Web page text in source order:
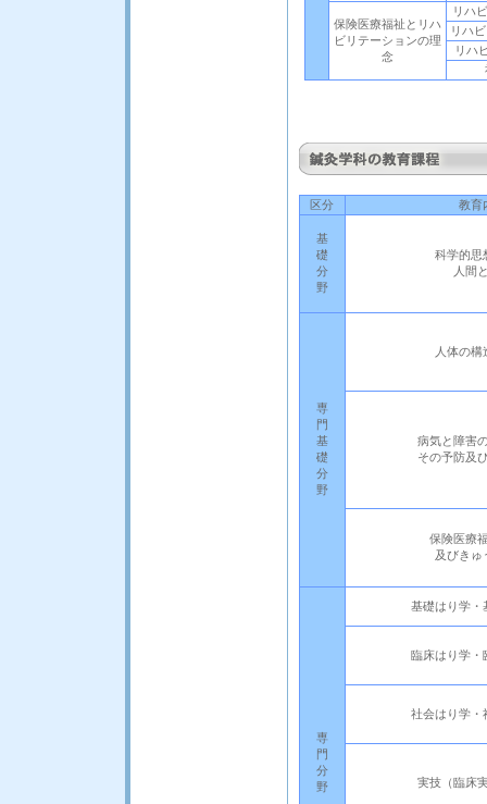
保険医療福祉とリハ
ビリテーションの理
念
リハ
リハ
リハ
区分 教育
基
礎
分
野
科学的思
人間
専
門
基
礎
分
野
人体の構
病気と障害
その予防及
保険医療
及びきゅ
専
門
分
野
基礎はり学・
臨床はり学・
社会はり学・
実技（臨床